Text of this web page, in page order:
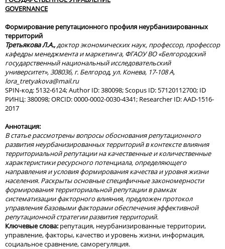
GOVERNANCE
Формирование репутационного профиля неурбанизированных
территорий
Третьякова Л.А.,доктор экономических наук, профессор, профессор
кафедры менеджмента и маркетинга, ФГАОУ ВО «Белгородский
государственный национальный исследовательский
университет», 308036, г. Белгород, ул. Конева, 17-108 А,
lora_ tretyakova@mail.ru
SPIN-код: 5132-6124; Author ID: 380098; Scopus ID: 57120112700; ID
РИНЦ: 380098; ORCID: 0000-0002-0030-4341; Researcher ID: AAD-1516-
2017
Аннотация:
В статье рассмотрены вопросы обоснования репутационного
развития неурбанизированных территорий в контексте влияния
территориальной репутации на качественные и количественные
характеристики ресурсного потенциала, определяющего
направления и условия формирования качества и уровня жизни
населения. Раскрыты основные специфичные закономерности
формирования территориальной репутации в рамках
систематизации факторного влияния, предложен протокол
управления базовыми факторами обеспечения эффективной
репутационной стратегии развития территорий.
Ключевые слова: репутация, неурбанизированные территории,
управление, факторы, качество и уровень жизни, информация,
социальное сравнение, саморегуляция.